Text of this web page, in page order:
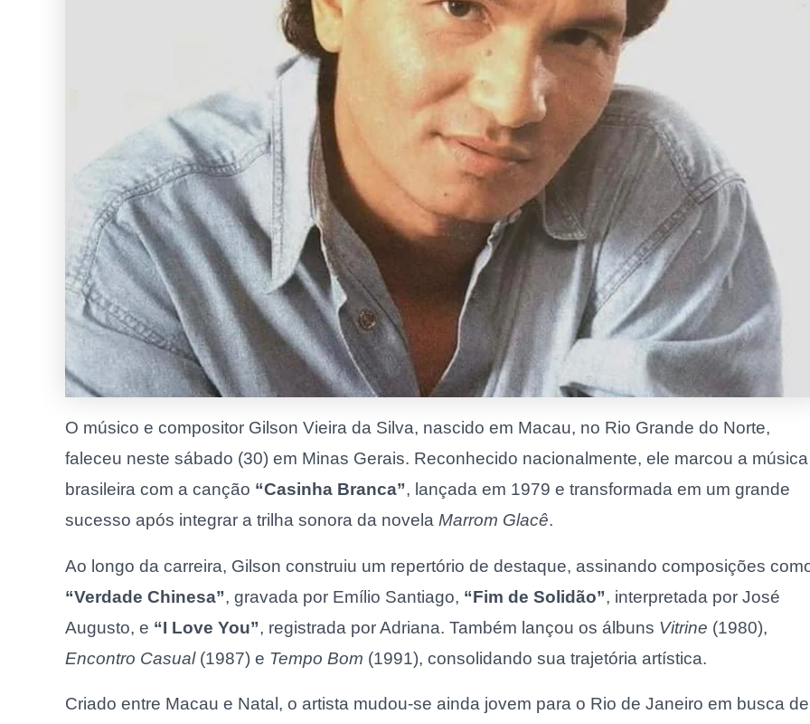
O músico e compositor Gilson Vieira da Silva, nascido em Macau, no Rio Grande do Norte,
faleceu neste sábado (30) em Minas Gerais. Reconhecido nacionalmente, ele marcou a música
brasileira com a canção “Casinha Branca”, lançada em 1979 e transformada em um grande
sucesso após integrar a trilha sonora da novela Marrom Glacê.
Ao longo da carreira, Gilson construiu um repertório de destaque, assinando composições
“Verdade Chinesa”, gravada por Emílio Santiago, “Fim de Solidão”, interpretada por José
Augusto, e “I Love You”, registrada por Adriana. Também lançou os álbuns Vitrine (1980),
Encontro Casual(1987) e Tempo Bom (1991), consolidando sua trajetória artística.
Criado entre Macau e Natal, o artista mudou-se ainda jovem para o Rio de Janeiro em busca de